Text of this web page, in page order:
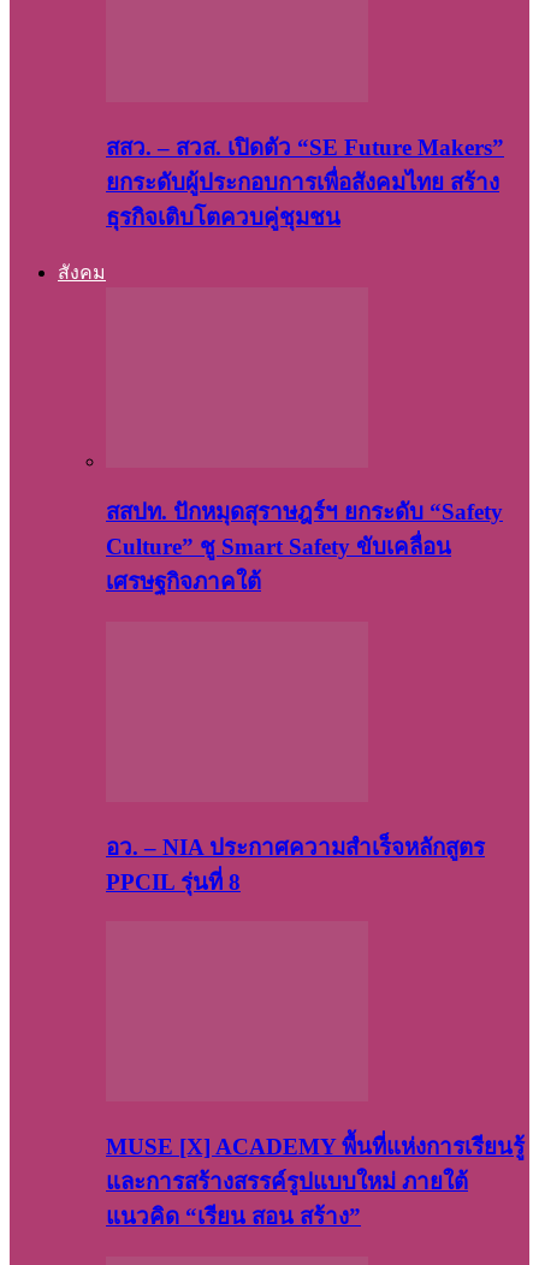
สสว. – สวส. เปิดตัว “SE Future Makers”
ยกระดับผู้ประกอบการเพื่อสังคมไทย สร้าง
ธุรกิจเติบโตควบคู่ชุมชน
สังคม
สสปท. ปักหมุดสุราษฎร์ฯ ยกระดับ “Safety
Culture” ชู Smart Safety ขับเคลื่อน
เศรษฐกิจภาคใต้
อว. – NIA ประกาศความสำเร็จหลักสูตร
PPCIL รุ่นที่ 8
MUSE [X] ACADEMY พื้นที่แห่งการเรียนรู้
และการสร้างสรรค์รูปแบบใหม่ ภายใต้
แนวคิด “เรียน สอน สร้าง”